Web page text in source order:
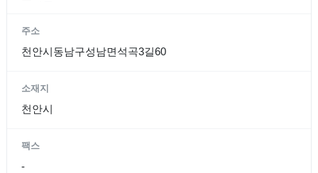
주소
천안시동남구성남면석곡3길60
소재지
천안시
팩스
-